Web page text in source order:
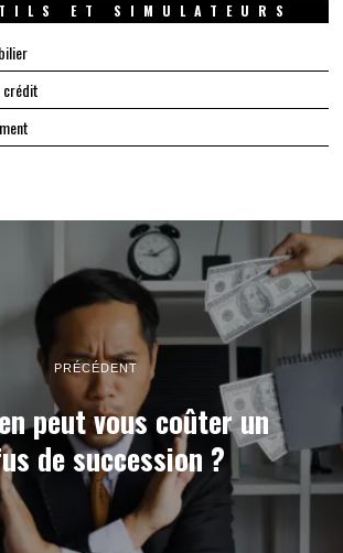
ET SIMULATEURS
crédit
PRÉCÉDENT
peut vous coûter un
de succession ?